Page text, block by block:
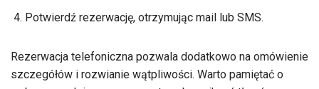
Potwierdź rezerwację, otrzymując mail lub SMS.
Rezerwacja telefoniczna pozwala dodatkowo na omówienie
szczegółów i rozwianie wątpliwości. Warto pamiętać o